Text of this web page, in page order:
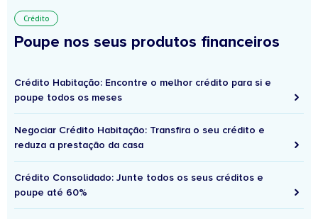
Crédito
Poupe nos seus produtos financeiros
Crédito Habitação: Encontre o melhor crédito para si e
poupe todos os meses
Negociar Crédito Habitação: Transfira o seu crédito e
reduza a prestação da casa
Crédito Consolidado: Junte todos os seus créditos e
poupe até 60%